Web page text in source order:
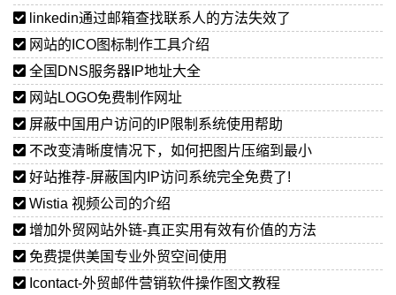
linkedin通过邮箱查找联系人的方法失效了
网站的ICO图标制作工具介绍
全国DNS服务器IP地址大全
网站LOGO免费制作网址
屏蔽中国用户访问的IP限制系统使用帮助
不改变清晰度情况下，如何把图片压缩到最小
好站推荐-屏蔽国内IP访问系统完全免费了!
Wistia 视频公司的介绍
增加外贸网站外链-真正实用有效有价值的方法
免费提供美国专业外贸空间使用
Icontact-外贸邮件营销软件操作图文教程